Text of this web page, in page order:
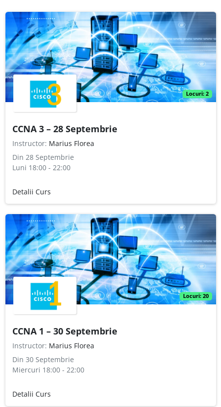
Locuri: 2
CCNA 3 – 28 Septembrie
Instructor: Marius Florea
Din 28 Septembrie
Luni 18:00 - 22:00
Detalii Curs
Locuri: 20
CCNA 1 – 30 Septembrie
Instructor: Marius Florea
Din 30 Septembrie
Miercuri 18:00 - 22:00
Detalii Curs